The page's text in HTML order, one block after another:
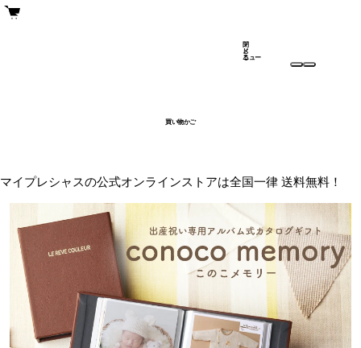
買い物かご
メ
ニュー
閉
じ
る
マイプレシャスの公式オンラインストアは全国一律 送料無料！